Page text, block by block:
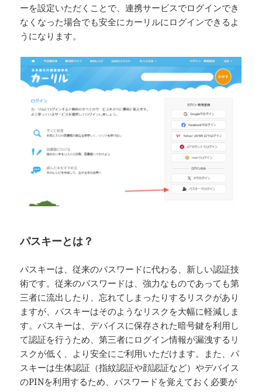
ーを設定いただくことで、連携サービスでログインでき
なくなった場合でも安全にカーリルにログインできるよ
うになります。
パスキーとは？
パスキーは、従来のパスワードに代わる、新しい認証技
術です。従来のパスワードは、強力なものであっても第
三者に流出したり、忘れてしまったりするリスクがあり
ますが、パスキーはそのようなリスクを大幅に軽減しま
す。パスキーは、デバイスに保存された暗号鍵を利用し
て認証を行うため、第三者にログイン情報が漏洩するリ
スクが低く、より安全にご利用いただけます。また、パ
スキーは生体認証（指紋認証や顔認証など）やデバイス
のPINを利用するため、パスワードを覚えておく必要が